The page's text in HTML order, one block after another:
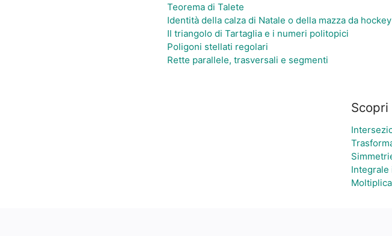
Teorema di Talete
Identità della calza di Natale o della mazza da hockey
Il triangolo di Tartaglia e i numeri politopici
Poligoni stellati regolari
Rette parallele, trasversali e segmenti